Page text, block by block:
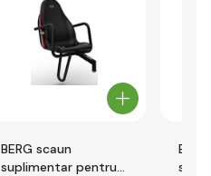
BERG scaun
suplimentar pentru